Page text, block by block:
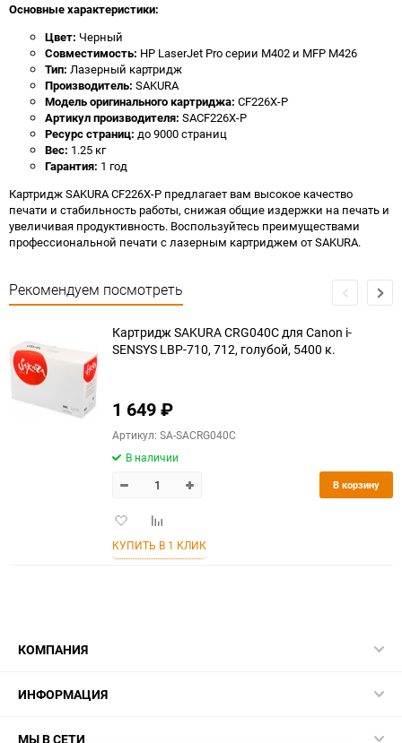
Основные характеристики:
Цвет: Черный
Совместимость: HP LaserJet Pro серии M402 и MFP M426
Тип: Лазерный картридж
Производитель: SAKURA
Модель оригинального картриджа: CF226X-P
Артикул производителя: SACF226X-P
Ресурс страниц: до 9000 страниц
Вес: 1.25 кг
Гарантия: 1 год
Картридж SAKURA CF226X-P предлагает вам высокое качество
печати и стабильность работы, снижая общие издержки на печать и
увеличивая продуктивность. Воспользуйтесь преимуществами
профессиональной печати с лазерным картриджем от SAKURA.
Рекомендуем посмотреть
Картридж SAKURA CRG040C для Canon i-
SENSYS LBP-710, 712, голубой, 5400 к.
1 649₽
Артикул: SA-SACRG040C
В наличии
Добавить
избранное
Добавить
сравнению
В корзину
КУПИТЬ В 1 КЛИК
КОМПАНИЯ
ИНФОРМАЦИЯ
МЫ В СЕТИ